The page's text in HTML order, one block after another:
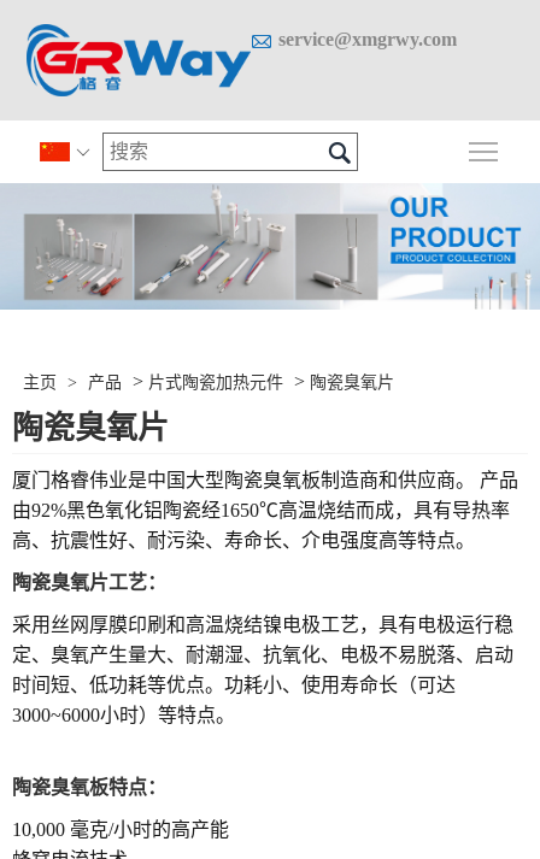
 service@xmgrwy.com
 
主页 > 产品 > 片式陶瓷加热元件 > 陶瓷臭氧片
陶瓷臭氧片
厦门格睿伟业是中国大型陶瓷臭氧板制造商和供应商。 产品
由92%黑色氧化铝陶瓷经1650℃高温烧结而成，具有导热率
高、抗震性好、耐污染、寿命长、介电强度高等特点。
陶瓷臭氧片工艺：
采用丝网厚膜印刷和高温烧结镍电极工艺，具有电极运行稳
定、臭氧产生量大、耐潮湿、抗氧化、电极不易脱落、启动
时间短、低功耗等优点。功耗小、使用寿命长（可达
3000~6000小时）等特点。
陶瓷臭氧板特点：
10,000 毫克/小时的高产能